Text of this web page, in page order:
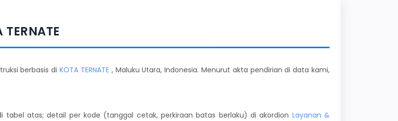
berbasis diKOTA TERNATE , Maluku Utara, Indonesia. Menurut akta pendirian di data kami,
tabel atas; detail per kode (tanggal cetak, perkiraan batas berlaku) di akordion Layanan &